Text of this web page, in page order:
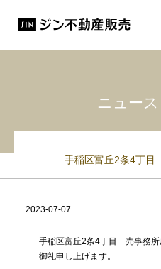
ニュー
2023-07-07
手稲区富丘2条4丁
手稲区富丘2条4丁目 売事務所
御礼申し上げます。